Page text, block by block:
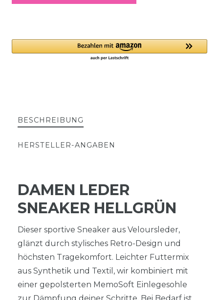
BESCHREIBUNG
HERSTELLER-ANGABEN
DAMEN LEDER
SNEAKER HELLGRÜN
Dieser sportive Sneaker aus Veloursleder,
glänzt durch stylisches Retro-Design und
höchsten Tragekomfort. Leichter Futtermix
aus Synthetik und Textil, wir kombiniert mit
einer gepolsterten MemoSoft Einlegesohle